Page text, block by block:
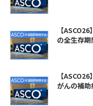
【
の全生存
【
がんの補